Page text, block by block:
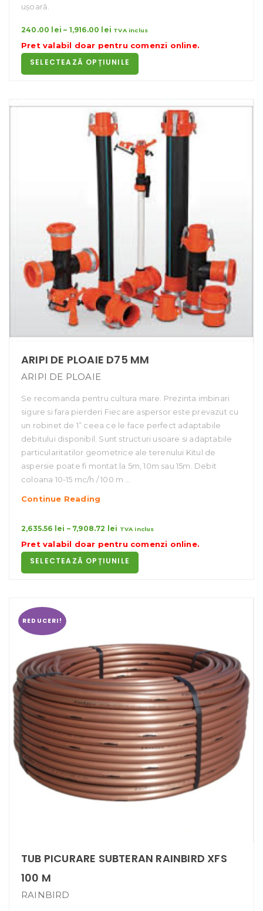
ușoară.
240.00 lei – 1,916.00 lei Interval
prețuri:
240.00 lei
până
TVA inclus
Pret valabil doar pentru comenzi online.
SELECTEAZĂ OPȚIUNILE
ARIPI DE PLOAIE D75 MM
ARIPI DE PLOAIE
Se recomanda pentru cultura mare. Prezinta imbinari
sigure si fara pierderi Fiecare aspersor este prevazut cu
un robinet de 1” ceea ce le face perfect adaptabile
debitului disponibil. Sunt structuri usoare si adaptabile
particularitatilor geometrice ale terenului Kitul de
aspersie poate fi montat la 5m, 10m sau 15m. Debit
coloana 10-15 mc/h / 100 m …
Continue Reading
Ploaie
Mm
2,635.56 lei – 7,908.72 lei Interval
prețuri:
2,635.56 lei
până
TVA inclus
Pret valabil doar pentru comenzi online.
SELECTEAZĂ OPȚIUNILE
REDUCERI!
TUB PICURARE SUBTERAN RAINBIRD XFS
100 M
RAINBIRD